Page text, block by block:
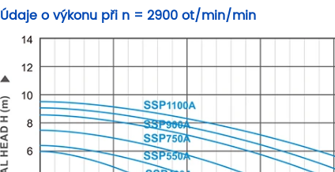
Údaje o výkonu při n = 2900 ot/min/min